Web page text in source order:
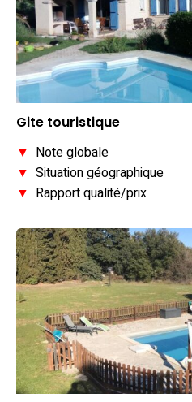
Gite touristique
▼ Note globale
▼ Situation géographique
▼ Rapport qualité/prix